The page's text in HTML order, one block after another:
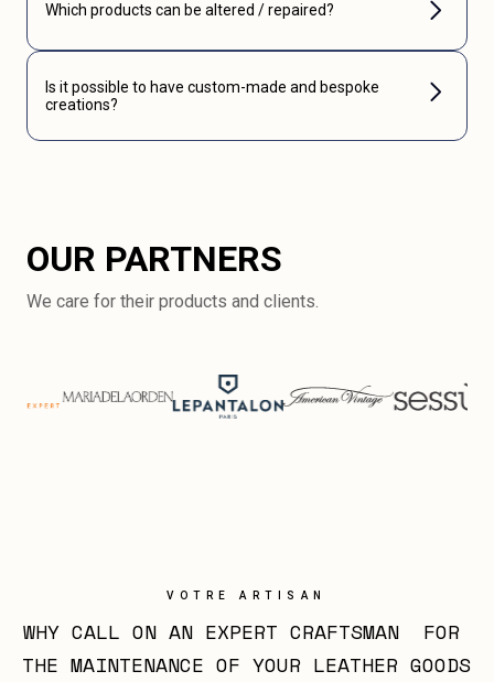
Which products can be altered / repaired?
Is it possible to have custom-made and bespoke
creations?
OUR PARTNERS
We care for their products and clients.
VOTRE ARTISAN
WHY CALL ON AN EXPERT CRAFTSMAN  FOR
THE MAINTENANCE OF YOUR LEATHER GOODS